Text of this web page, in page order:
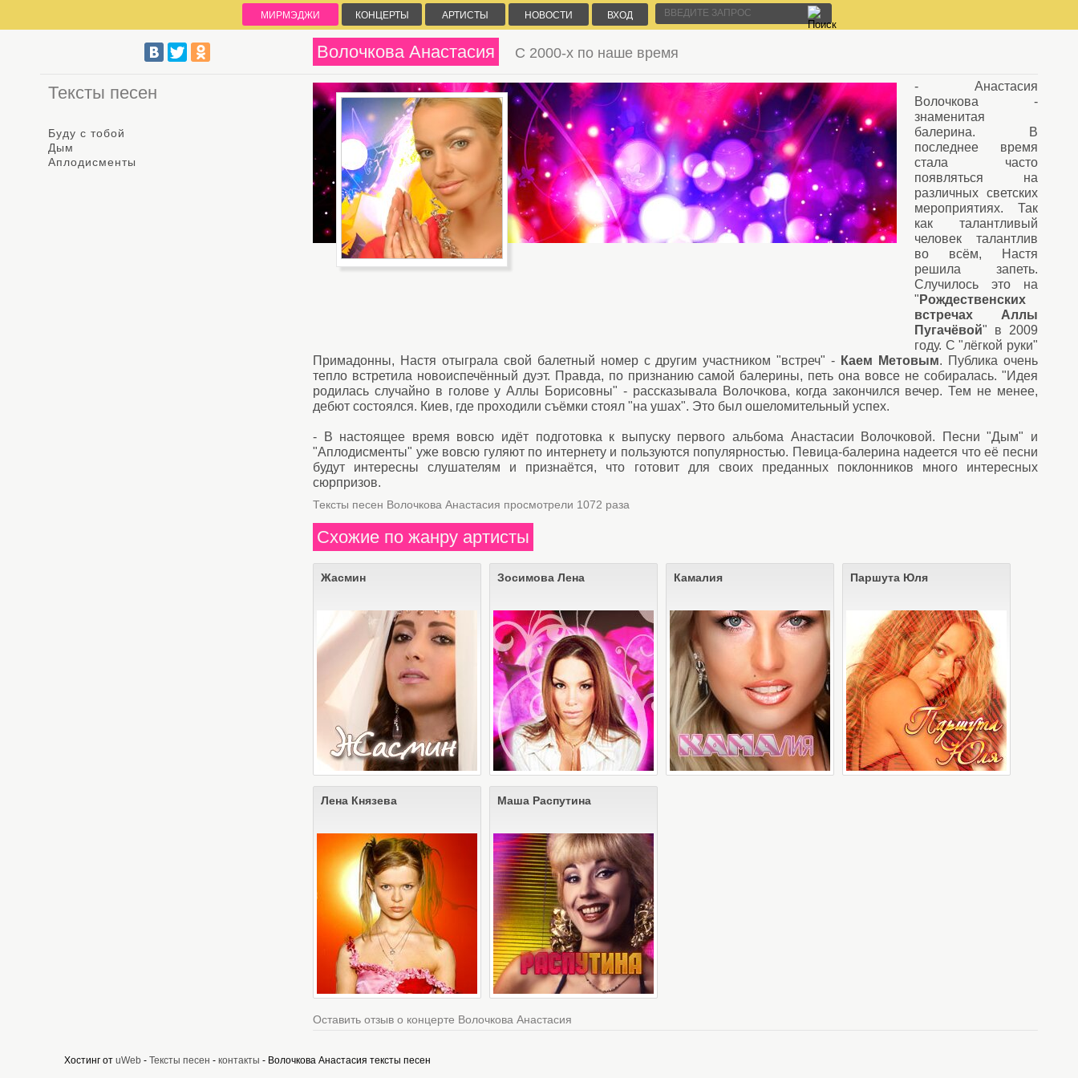
Волочкова Анастасия С 2000-х по наше время
- Анастасия
Волочкова -
знаменитая
балерина. В
последнее время
стала часто
появляться на
различных светских
мероприятиях. Так
как талантливый
человек талантлив
во всём, Настя
решила запеть.
Случилось это на
" Рождественских
встречах
Аллы
Пугачёвой" в 2009
году. С "лёгкой руки"
Примадонны, Настя отыграла свой балетный номер с другим участником "встреч" - Каем Метовым. Публика очень
тепло встретила новоиспечённый дуэт. Правда, по признанию самой балерины, петь она вовсе не собиралась. "Идея
родилась случайно в голове у Аллы Борисовны" - рассказывала Волочкова, когда закончился вечер. Тем не менее,
дебют состоялся. Киев, где проходили съёмки стоял "на ушах". Это был ошеломительный успех.
- В настоящее время вовсю идёт подготовка к выпуску первого альбома Анастасии Волочковой. Песни "Дым" и
"Аплодисменты" уже вовсю гуляют по интернету и пользуются популярностью. Певица-балерина надеется что её песни
будут интересны слушателям и признаётся, что готовит для своих преданных поклонников много интересных
сюрпризов.
Тексты песен Волочкова Анастасия просмотрели 1072 раза
Схожие по жанру артисты
Жасмин Зосимова Лена Камалия Паршута Юля
Лена Князева Маша Распутина
Оставить отзыв о концерте Волочкова Анастасия
Тексты песен
Буду с тобой
Дым
Аплодисменты
Хостинг от uWeb - Тексты песен - контакты - Волочкова Анастасия тексты песен
МИРМЭДЖИ КОНЦЕРТЫ АРТИСТЫ НОВОСТИ ВХОД